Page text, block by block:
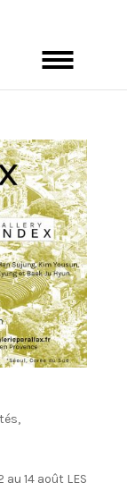
,
au 14 août LES